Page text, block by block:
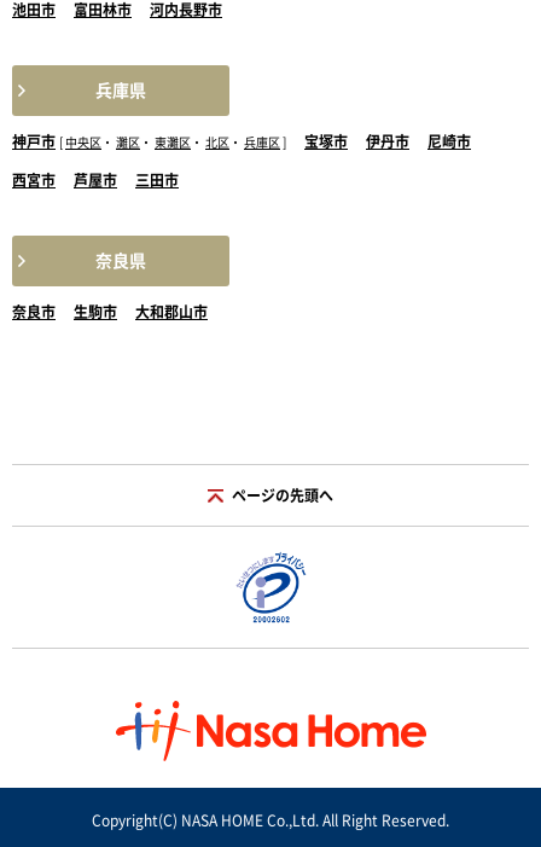
池田市 富田林市 河内長野市
兵庫県
神戸市 中央区 ・ 灘区 ・ 東灘区 ・ 北区 ・ 兵庫区 宝塚市 伊丹市 尼崎市
西宮市 芦屋市 三田市
奈良県
奈良市 生駒市 大和郡山市
ページの先頭へ
Copyright(C) NASA HOME Co.,Ltd. All Right Reserved.